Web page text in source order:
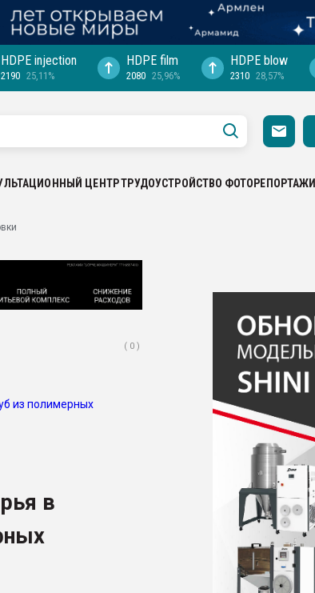
HDPE injection
2190 25,11%
HDPE film
2080 25,96%
HDPE blow
2310 28,57%
ЦЕНТРТРУДОУСТРОЙСТВО ФОТОРЕПОРТАЖИ
( 0 )
из полимерных
в